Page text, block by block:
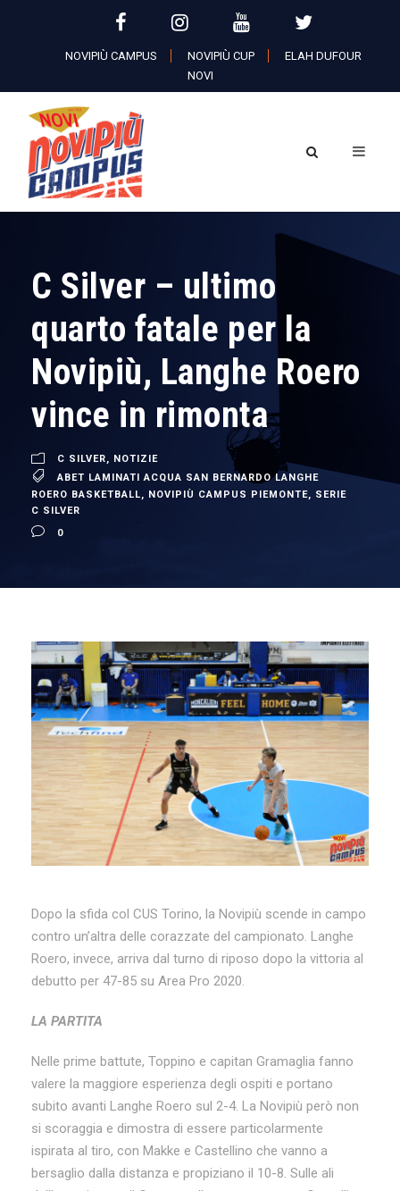
NOVIPIÙ CAMPUS NOVIPIÙ CUP
ELAH DUFOUR
NOVI
C Silver – ultimo
quarto fatale per la
Novipiù, Langhe Roero
vince in rimonta
C SILVER, NOTIZIE
ABET LAMINATI ACQUA SAN BERNARDO LANGHE
ROERO BASKETBALL, NOVIPIÙ CAMPUS PIEMONTE, SERIE
C SILVER
0
Dopo la sfida col CUS Torino, la Novipiù scende in campo
contro un’altra delle corazzate del campionato. Langhe
Roero, invece, arriva dal turno di riposo dopo la vittoria al
debutto per 47-85 su Area Pro 2020.
LA PARTITA
Nelle prime battute, Toppino e capitan Gramaglia fanno
valere la maggiore esperienza degli ospiti e portano
subito avanti Langhe Roero sul 2-4. La Novipiù però non
si scoraggia e dimostra di essere particolarmente
ispirata al tiro, con Makke e Castellino che vanno a
bersaglio dalla distanza e propiziano il 10-8. Sulle ali